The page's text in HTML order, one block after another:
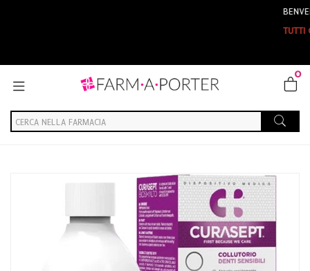
BENVENUTI SU
TUTTI GLI ORDINI
0
Curasept Biosmalto Curasept Biosmalto Collut Sens